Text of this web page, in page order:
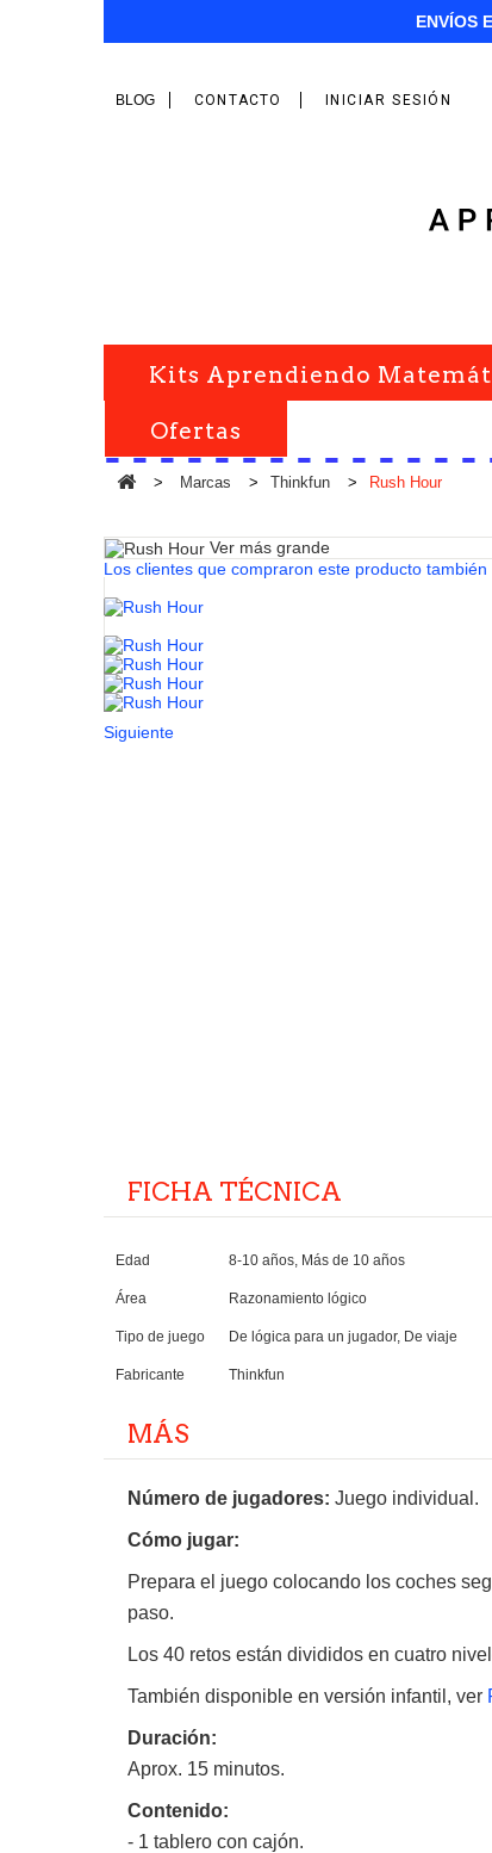
ENVÍOS
BLOG CONTACTO INICIAR SESIÓN
Kits Aprendiendo
Ofertas
> Marcas > Thinkfun > Rush Hour
Ver más grande
Los clientes que compraron este producto
Siguiente
FICHA TÉCNICA
Edad 8-10 años, Más de 10 años
Área Razonamiento lógico
Tipo de juego De lógica para un jugador, De viaje
Fabricante Thinkfun
MÁS
Número de jugadores: Juego individual.
Cómo jugar:
Prepara el juego colocando los coches
paso.
Los 40 retos están divididos en cuatro
También disponible en versión infantil, ver
Duración:
Aprox. 15 minutos.
Contenido:
- 1 tablero con cajón.